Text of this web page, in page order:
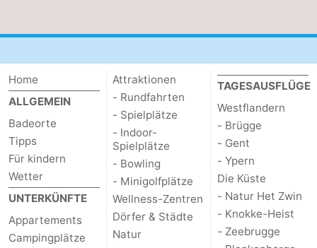
Home
ALLGEMEIN
Badeorte
Tipps
Für kindern
Wetter
UNTERKÜNFTE
Appartements
Campingplätze
Attraktionen
- Rundfahrten
- Spielplätze
- Indoor-
Spielplätze
- Bowling
- Minigolfplätze
Wellness-Zentren
Dörfer & Städte
Natur
TAGESAUSFLÜGE
Westflandern
- Brügge
- Gent
- Ypern
Die Küste
- Natur Het Zwin
- Knokke-Heist
- Zeebrugge